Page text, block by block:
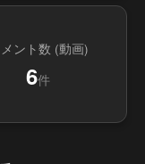
ント数 (動画)
6件